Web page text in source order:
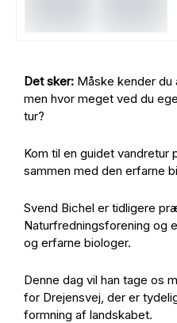
Det sker: Måske kender du
men hvor meget ved du
tur?
Kom til en guidet vandretur
sammen med den erfarne
Svend Bichel er tidligere
Naturfredningsforening og
og erfarne biologer.
Denne dag vil han tage os
for Drejensvej, der er
formning af landskabet.